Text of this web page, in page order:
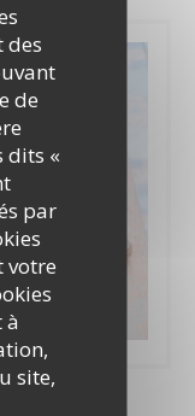
des
de
dits «
par
votre
à
site,